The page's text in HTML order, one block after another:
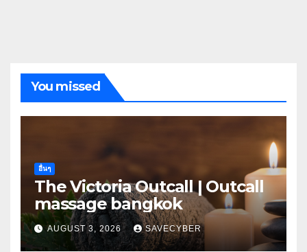
You missed
อื่นๆ
The Victoria Outcall | Outcall
massage bangkok
AUGUST 3, 2026 SAVECYBER